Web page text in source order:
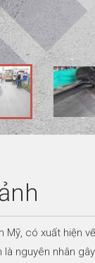
có xuất hiện
nguyên nhân